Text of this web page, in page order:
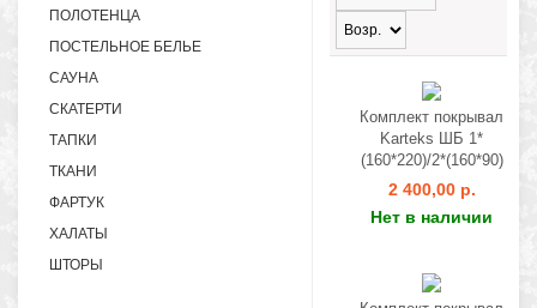
ПОЛОТЕНЦА
ПОСТЕЛЬНОЕ БЕЛЬЕ
САУНА
СКАТЕРТИ
ТАПКИ
ТКАНИ
ФАРТУК
ХАЛАТЫ
ШТОРЫ
Комплект покрывал
Karteks ШБ 1*
(160*220)/2*(160*90)
2 400,00 р.
Нет в наличии